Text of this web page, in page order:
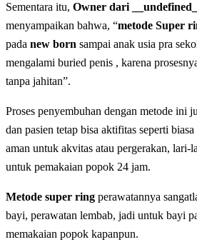
Sementara itu, Owner dari __undefined__
menyampaikan bahwa, “metode Super
pada new born sampai anak usia pra
mengalami buried penis , karena
tanpa jahitan”.
Proses penyembuhan dengan metode ini
dan pasien tetap bisa aktifitas seperti biasa
aman untuk akvitas atau pergerakan, lari-
untuk pemakaian popok 24 jam.
Metode super ring perawatannya
bayi, perawatan lembab, jadi untuk bayi
memakaian popok kapanpun.